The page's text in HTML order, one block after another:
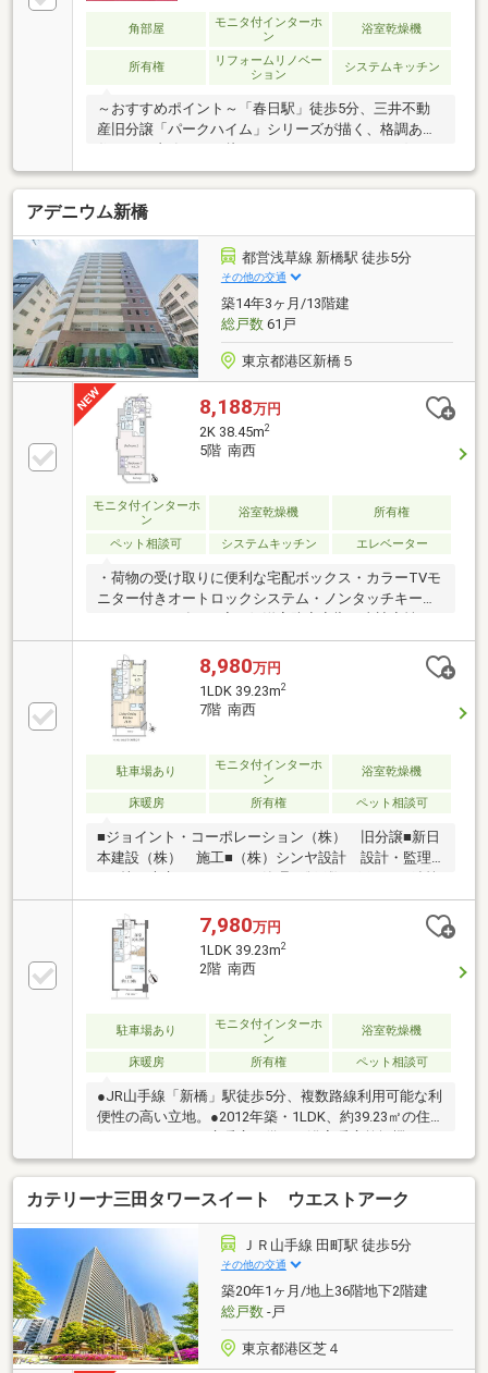
角部屋
モニタ付インターホ
ン
浴室乾燥機
所有権
リフォームリノベー
ション
システムキッチン
～おすすめポイント～「春日駅」徒歩5分、三井不動
産旧分譲「パークハイム」シリーズが描く、格調ある
で上質な住環境です。～物件スペック～◆新耐震基準
適合◆住宅ローン減税対象※所得1000万円以下の場合
◆都営三田線・大江戸線「春日」駅徒歩5分◆東京メ
トロ南北線「東大前」駅徒歩8分◆2LDK 専有面積
48.46㎡◆2022年4月内装リフォーム済◆エレベーター
◆ラクーア・東京ドームシティ 徒歩12分～当社の強
み～◆頭金0円から購入可!長期低金利50年ローン◆提
携銀行多数、住宅ローンご相談下さい◆車でまとめて
ご案内!自宅まで送迎も可
アデニウム新橋
都営浅草線 新橋駅 徒歩5分
その他の交通
築14年3ヶ月/13階建
総戸数61戸
東京都港区新橋５
8,188万円
2K 38.45m2
5階 南西
モニタ付インターホ
ン
浴室乾燥機 所有権
ペット相談可 システムキッチン エレベーター
・荷物の受け取りに便利な宅配ボックス・カラーTVモ
ニター付きオートロックシステム・ノンタッチキーシ
高めており、音漏れや外部からの音を軽減し、在宅や
趣味の時間にも適した空間となっております。―設
備・仕様―「キッチン」IH式クッキングヒーター制振
シンク浄水器一体型シャワー水栓「浴室」ミストサウ
ナ機能付浴室暖房乾燥機フルオートバスシステムカラ
リ床（TOTO）「洗面室」三面鏡裏収納を備えた洗面
化粧台
8,980万円
1LDK 39.23m2
7階 南西
駐車場あり
モニタ付インターホ
ン
浴室乾燥機
床暖房 所有権 ペット相談可
■ジョイント・コーポレーション（株） 旧分譲■新日
本建設（株） 施工■（株）シンヤ設計 設計・監理
コンクリート）造地上13階建■2012年6月築 ■ペット
飼育可（飼育細則有）■24時間ゴミ出し可能■宅配ボッ
クス■TVモニター付きインターホン■オートロック
■1LDK+WIC／39.23m2■7階部分南西向き住戸■カウン
ターキッチン■WIC付きで収納充実
7,980万円
1LDK 39.23m2
2階 南西
駐車場あり
モニタ付インターホ
ン
浴室乾燥機
床暖房 所有権 ペット相談可
●JR山手線「新橋」駅徒歩5分、複数路線利用可能な利
便性の高い立地。●2012年築・1LDK、約39.23㎡の住
ォークインクローゼットなど快適な暮らしを支える設
備が充実。●オートロックや防犯カメラ、ノンタッチ
キーシステムを採用し、セキュリティにも配慮されて
います。●24時間ゴミ出し可能、宅配ボックス、ペッ
ト飼育可（細則有）など共用設備も充実。●都心でア
クティブに暮らしたい方や、通勤・通学の利便性を重
視される方におすすめのマンションです。
カテリーナ三田タワースイート ウエストアーク
ＪＲ山手線 田町駅 徒歩5分
その他の交通
築20年1ヶ月/地上36階地下2階建
総戸数-戸
東京都港区芝４